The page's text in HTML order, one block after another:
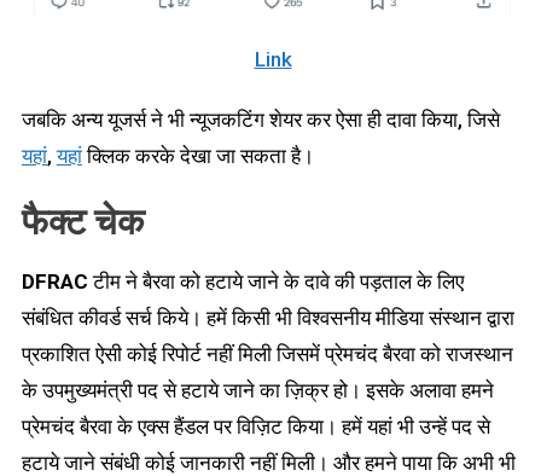
Link
जबकि अन्य यूजर्स ने भी न्यूजकटिंग शेयर कर ऐसा ही दावा किया, जिसे
यहां,यहांक्लिक करके देखा जा सकता है।
फैक्ट चेक
DFRACटीम ने बैरवा को हटाये जाने के दावे की पड़ताल के लिए
संबंधित कीवर्ड सर्च किये। हमें किसी भी विश्वसनीय मीडिया संस्थान द्वारा
प्रकाशित ऐसी कोई रिपोर्ट नहीं मिली जिसमें प्रेमचंद बैरवा को राजस्थान
के उपमुख्यमंत्री पद से हटाये जाने का ज़िक्र हो। इसके अलावा हमने
प्रेमचंद बैरवा के एक्स हैंडल पर विज़िट किया। हमें यहां भी उन्हें पद से
हटाये जाने संबंधी कोई जानकारी नहीं मिली। और हमने पाया कि अभी भी